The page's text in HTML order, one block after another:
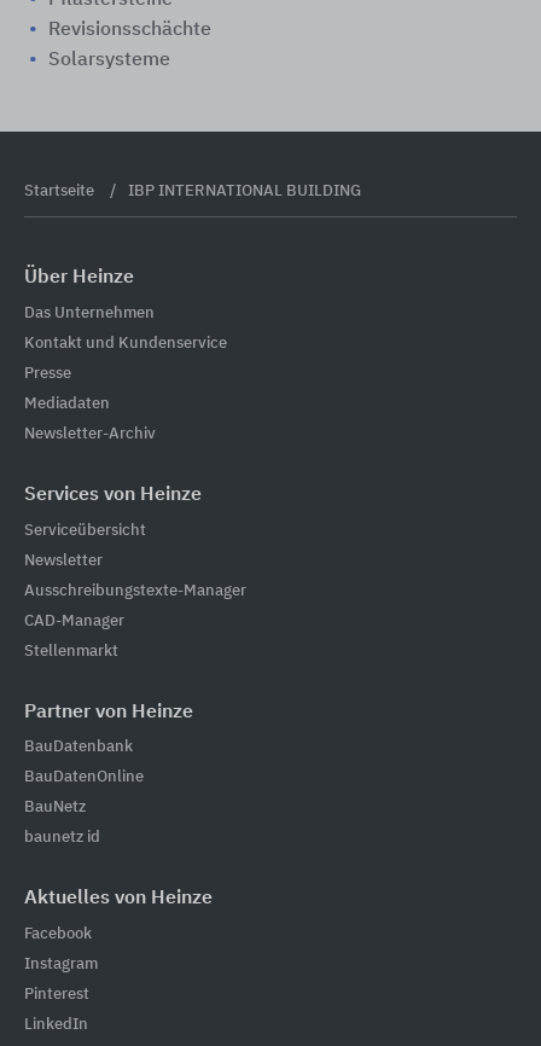
Revisionsschächte
Solarsysteme
Startseite IBP INTERNATIONAL BUILDING
Über Heinze
Das Unternehmen
Kontakt und Kundenservice
Presse
Mediadaten
Newsletter-Archiv
Services von Heinze
Serviceübersicht
Newsletter
Ausschreibungstexte-Manager
CAD-Manager
Stellenmarkt
Partner von Heinze
BauDatenbank
BauDatenOnline
BauNetz
baunetz id
Aktuelles von Heinze
Facebook
Instagram
Pinterest
LinkedIn